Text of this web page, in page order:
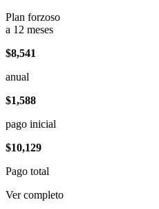
Plan forzoso
a 12 meses
$8,541
anual
$1,588
pago inicial
$10,129
Pago total
Ver completo